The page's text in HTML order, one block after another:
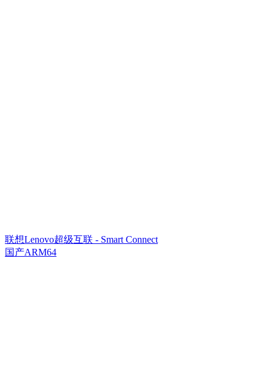
联想Lenovo超级互联 - Smart Connect
国产ARM64